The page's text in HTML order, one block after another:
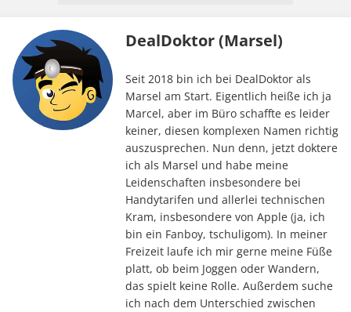
DealDoktor (Marsel)
Seit 2018 bin ich bei DealDoktor als
Marsel am Start. Eigentlich heiße ich ja
Marcel, aber im Büro schaffte es leider
keiner, diesen komplexen Namen richtig
auszusprechen. Nun denn, jetzt doktere
ich als Marsel und habe meine
Leidenschaften insbesondere bei
Handytarifen und allerlei technischen
Kram, insbesondere von Apple (ja, ich
bin ein Fanboy, tschuligom). In meiner
Freizeit laufe ich mir gerne meine Füße
platt, ob beim Joggen oder Wandern,
das spielt keine Rolle. Außerdem suche
ich nach dem Unterschied zwischen